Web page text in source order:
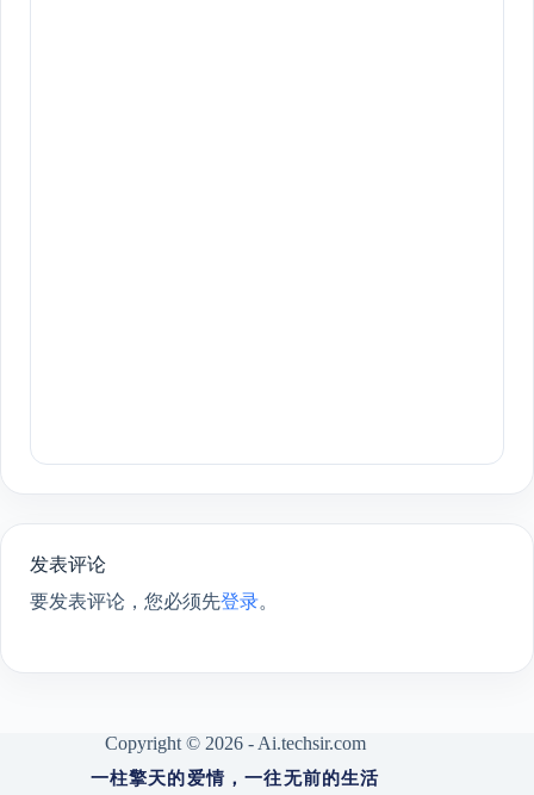
发表评论
要发表评论，您必须先登录。
Copyright © 2026 - Ai.techsir.com
一柱擎天的爱情，一往无前的生活